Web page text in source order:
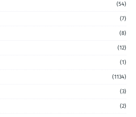
(54)
(7)
(8)
(12)
(1)
(1134)
(3)
(2)